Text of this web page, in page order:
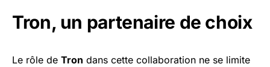
Tron, un partenaire de choix
Le rôle de Tron dans cette collaboration ne se limite